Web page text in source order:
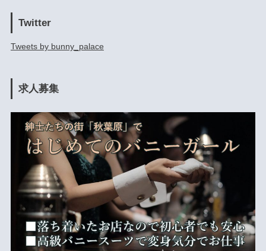
Twitter
Tweets by bunny_palace
求人募集